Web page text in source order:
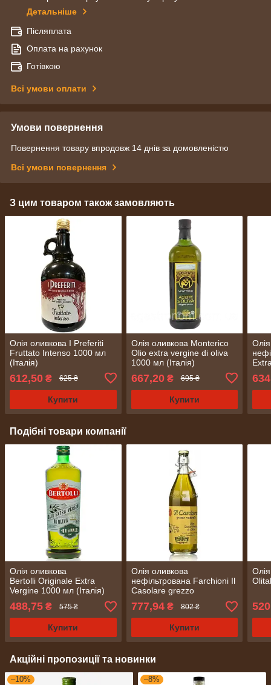
Детальніше
Післяплата
Оплата на рахунок
Готівкою
Всі умови оплати
Умови повернення
Повернення товару впродовж 14 днів за домовленістю
Всі умови повернення
З цим товаром також замовляють
Олія оливкова I Preferiti
Fruttato Intenso 1000 мл
(Італія)
612,50 ₴ 625 ₴
Купити
Олія оливкова Monterico
Olio extra vergine di oliva
1000 мл (Італія)
667,20₴ 695 ₴
Купити
Подібні товари компанії
Олія оливкова
Bertolli Originale Extra
Vergine 1000 мл (Італія)
488,75 ₴ 575 ₴
Купити
Олія оливкова
нефільтрована Farchioni Il
Casolare grezzo
naturale 1000 мл (Італія)
777,94₴ 802 ₴
Купити
Акційні пропозиції та новинки
–10% –8%